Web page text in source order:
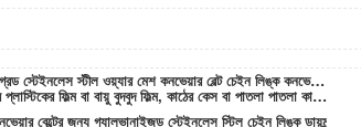
ফুড গ্রেড স্টেইনলেস স্টীল ওয়্যার মেশ কনভেয়ার বেল্ট চেইন লিঙ্ক কনভেয়ার বেল্ট:
ফিল্ম বা বায়ু বুদবুদ ফিল্ম, কাঠের কেস বা পাতলা পাতলা কাঠের কেস বাইরে, বা গ্রাহকের অনুরোধ অনুযায়ী।